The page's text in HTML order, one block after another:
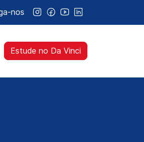
nos
Estude no Da Vinci